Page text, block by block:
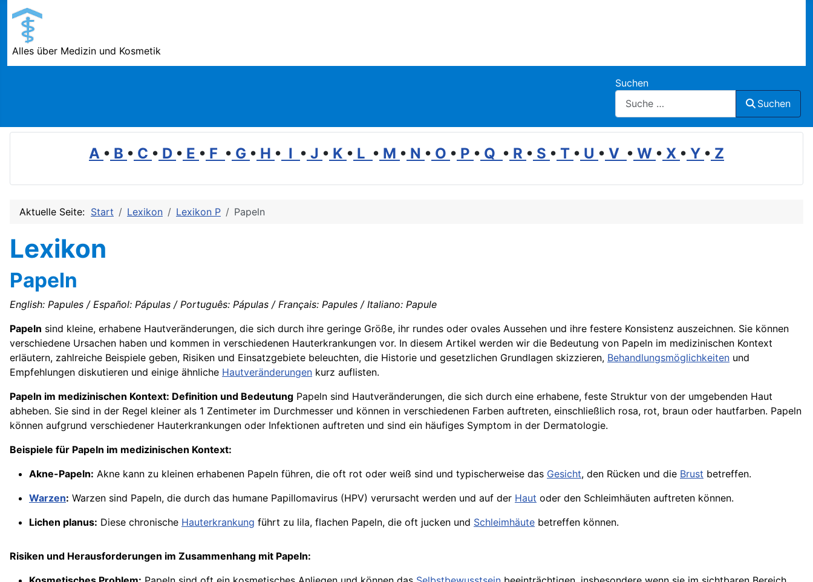
Alles über Medizin und Kosmetik
Suchen
Suchen
A • B • C • D • E • F • G • H • I • J • K • L • M • N • O • P • Q • R • S • T • U • V • W • X • Y • Z
Aktuelle Seite: Start Lexikon Lexikon P Papeln
Lexikon
Papeln
English: Papules / Español: Pápulas / Português: Pápulas / Français: Papules / Italiano: Papule
Papeln sind kleine, erhabene Hautveränderungen, die sich durch ihre geringe Größe, ihr rundes oder ovales Aussehen und ihre festere Konsistenz auszeichnen. Sie können
verschiedene Ursachen haben und kommen in verschiedenen Hauterkrankungen vor. In diesem Artikel werden wir die Bedeutung von Papeln im medizinischen Kontext
erläutern, zahlreiche Beispiele geben, Risiken und Einsatzgebiete beleuchten, die Historie und gesetzlichen Grundlagen skizzieren, Behandlungsmöglichkeiten und
Empfehlungen diskutieren und einige ähnliche Hautveränderungen kurz auflisten.
Papeln im medizinischen Kontext: Definition und Bedeutung Papeln sind Hautveränderungen, die sich durch eine erhabene, feste Struktur von der umgebenden Haut
abheben. Sie sind in der Regel kleiner als 1 Zentimeter im Durchmesser und können in verschiedenen Farben auftreten, einschließlich rosa, rot, braun oder hautfarben. Papeln
können aufgrund verschiedener Hauterkrankungen oder Infektionen auftreten und sind ein häufiges Symptom in der Dermatologie.
Beispiele für Papeln im medizinischen Kontext:
Akne-Papeln: Akne kann zu kleinen erhabenen Papeln führen, die oft rot oder weiß sind und typischerweise das Gesicht, den Rücken und die Brust betreffen.
Warzen: Warzen sind Papeln, die durch das humane Papillomavirus (HPV) verursacht werden und auf der Haut oder den Schleimhäuten auftreten können.
Lichen planus: Diese chronische Hauterkrankung führt zu lila, flachen Papeln, die oft jucken und Schleimhäute betreffen können.
Risiken und Herausforderungen im Zusammenhang mit Papeln: